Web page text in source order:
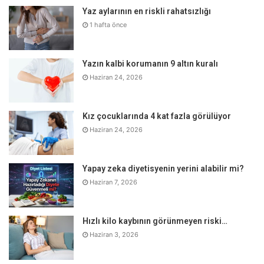
iyileşmesinin uzun sürmesi söz konusu olabilir.
Kolay kanama: Küçük yaralanmalarda bile kanamanın
durması güçleşebilir.
Karaciğer veya dalak büyümesi: Hastalığın
ilerlemesiyle karaciğer ve dalak boyutlarında büyüme
gözlemlenebilir.
Aşırı terleme: Özellikle geceleri ve atlet değiştirecek
düzeyde yoğun terleme yaşanabilir.
Ağrısız kitleler: Boyun, koltuk altı, karın veya kasık
bölgesinde ağrısız şişlikler oluşabilir (nadir görülür).
Kilo kaybı: Hastalık nedeniyle bilinmeyen bir sebeple
kilo kaybı yaşanabilir.
Hematoloji uzmanına başvurmanız önemli
Tüylü hücreli lösemi tanısı, doktorunuzun gerçekleştirdiği
fizik muayene, tıbbi geçmiş soruşturması ve kan ile kemik
Yaz aylarının en riskli rahatsızlığı
1 hafta önce
Yazın kalbi korumanın 9 altın kuralı
Haziran 24, 2026
Kız çocuklarında 4 kat fazla görülüyor
Haziran 24, 2026
Yapay zeka diyetisyenin yerini alabilir mi?
Haziran 7, 2026
Hızlı kilo kaybının görünmeyen riski…
Haziran 3, 2026